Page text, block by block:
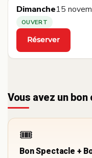
Dimanche15
OUVERT
Réserver
·
Vous avez un
🎟️
Bon Spectacle +